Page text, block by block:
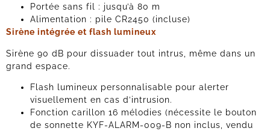
Portée sans fil : jusqu’à 80 m
Alimentation : pile CR2450 (incluse)
Sirène intégrée et flash lumineux
Sirène 90 dB pour dissuader tout intrus, même dans un
grand espace.
Flash lumineux personnalisable pour alerter
visuellement en cas d’intrusion.
Fonction carillon 16 mélodies (nécessite le bouton
de sonnette KYF-ALARM-009-B non inclus, vendu